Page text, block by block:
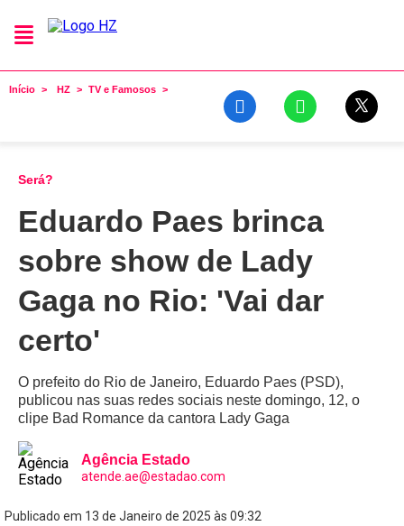
Início HZ TV e Famosos
Será?
Eduardo Paes brinca
sobre show de Lady
Gaga no Rio: 'Vai dar
certo'
O prefeito do Rio de Janeiro, Eduardo Paes (PSD),
publicou nas suas redes sociais neste domingo, 12, o
clipe Bad Romance da cantora Lady Gaga
Agência Estado
atende.ae@estadao.com
Publicado em 13 de Janeiro de 2025 às 09:32